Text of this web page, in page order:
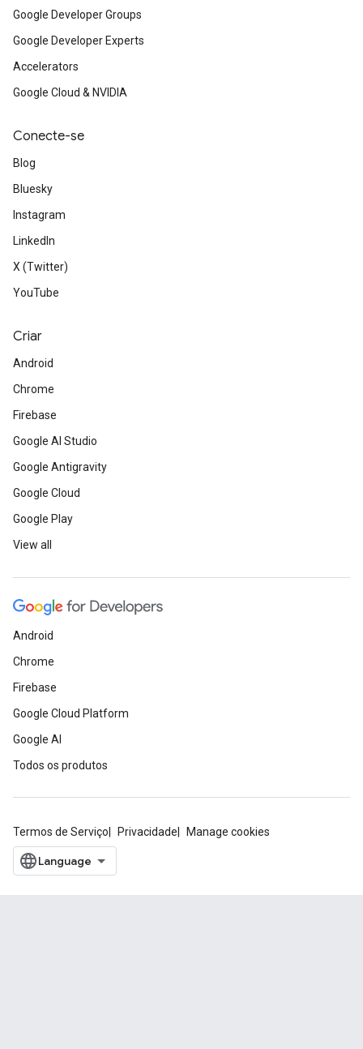
Google Developer Groups
Google Developer Experts
Accelerators
Google Cloud & NVIDIA
Conecte-se
Blog
Bluesky
Instagram
LinkedIn
X (Twitter)
YouTube
Criar
Android
Chrome
Firebase
Google AI Studio
Google Antigravity
Google Cloud
Google Play
View all
Android
Chrome
Firebase
Google Cloud Platform
Google AI
Todos os produtos
Termos de Serviço Privacidade Manage cookies